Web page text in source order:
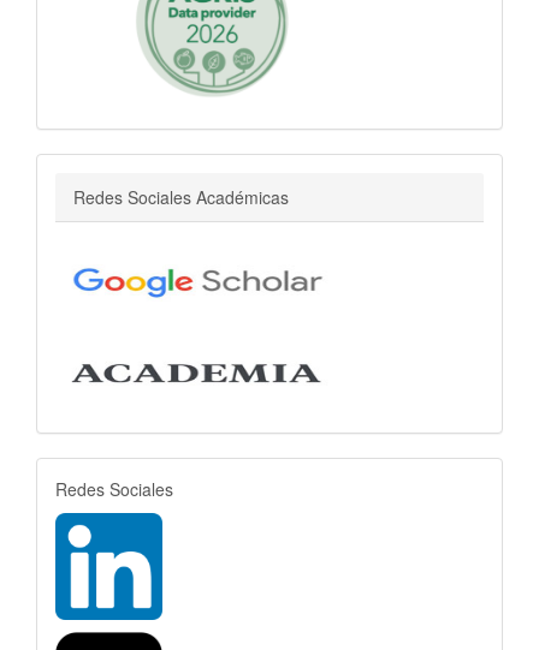
Redes Sociales Académicas
rrss
Redes Sociales